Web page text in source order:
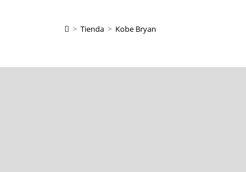
> Tienda > Kobe Bryan